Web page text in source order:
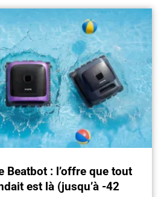
Beatbot : l’offre que tout
est là (jusqu’à -42 %